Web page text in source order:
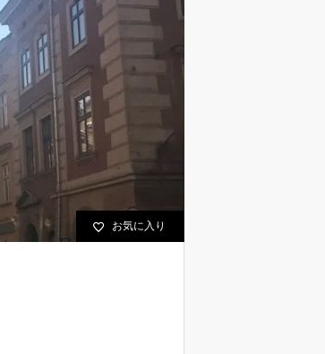
お気に入り